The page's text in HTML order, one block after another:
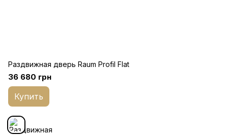
Раздвижная дверь Raum Profil Flat
36 680 грн
Купить